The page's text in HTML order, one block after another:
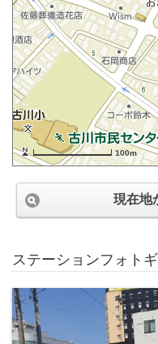
100m
現在地
ステーションフォト